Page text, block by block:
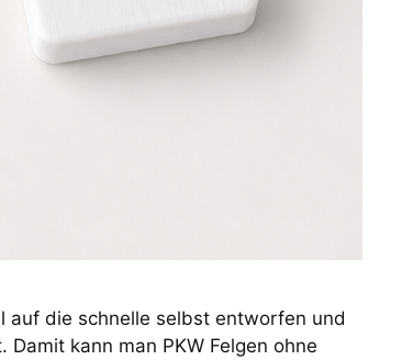
auf die schnelle selbst entworfen und
kann man PKW Felgen ohne